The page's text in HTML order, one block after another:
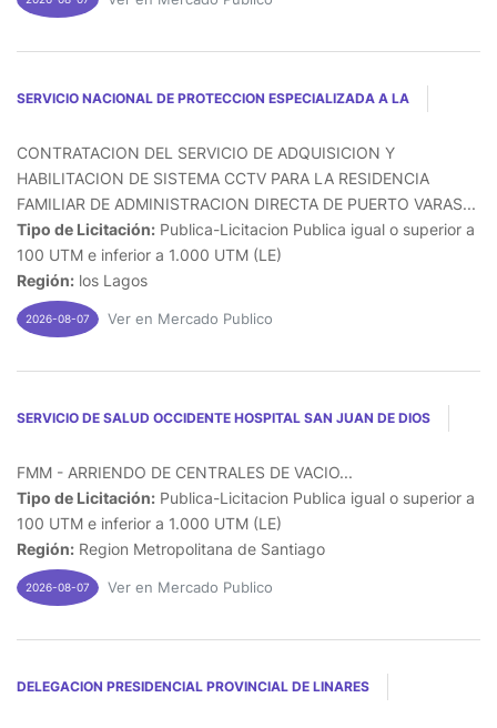
SERVICIO NACIONAL DE PROTECCION ESPECIALIZADA A LA
CONTRATACION DEL SERVICIO DE ADQUISICION Y
HABILITACION DE SISTEMA CCTV PARA LA RESIDENCIA
FAMILIAR DE ADMINISTRACION DIRECTA DE PUERTO VARAS...
Tipo de Licitación: Publica-Licitacion Publica igual o superior a
100 UTM e inferior a 1.000 UTM (LE)
Región: los Lagos
2026-08-07 Ver en Mercado Publico
SERVICIO DE SALUD OCCIDENTE HOSPITAL SAN JUAN DE DIOS
FMM - ARRIENDO DE CENTRALES DE VACIO...
Tipo de Licitación: Publica-Licitacion Publica igual o superior a
100 UTM e inferior a 1.000 UTM (LE)
Región: Region Metropolitana de Santiago
2026-08-07 Ver en Mercado Publico
DELEGACION PRESIDENCIAL PROVINCIAL DE LINARES